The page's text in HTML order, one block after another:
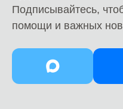
Подписывайтесь,
помощи и важных